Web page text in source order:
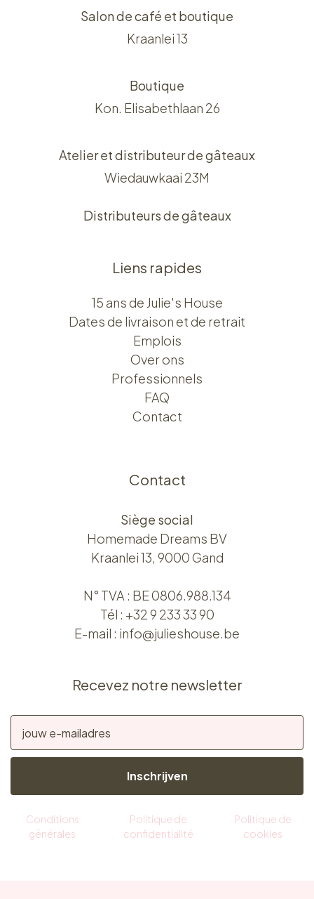
Salon de café et boutique
Kraanlei 13
Boutique
Kon. Elisabethlaan 26
Atelier et distributeur de gâteaux
Wiedauwkaai 23M
Distributeurs de gâteaux
Liens rapides
15 ans de Julie's House
Dates de livraison et de retrait
Emplois
Over ons​​
Professionnels
FAQ
Contact
Contact
Siège social
Homemade Dreams BV
Kraanlei 13, 9000 Gand
N° TVA : BE 0806.988.134
Tél : +32 9 233 33 90
E-mail : info@julieshouse.be
Recevez notre newsletter
Inschrijven
Conditions
générales
Politique de
confidentialité
Politique de
cookies